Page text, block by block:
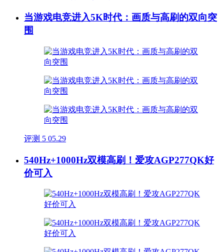
当游戏电竞进入5K时代：画质与高刷的双向突
围
评测 5 05.29
540Hz+1000Hz双模高刷！爱攻AGP277QK好
价可入